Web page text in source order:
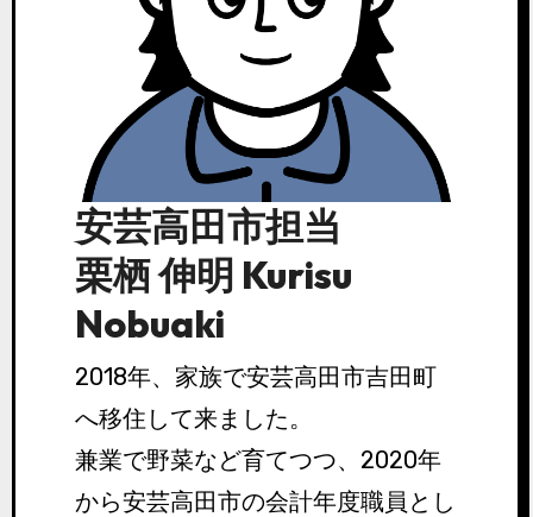
安芸高田市担当
栗栖 伸明 Kurisu
Nobuaki
2018年、家族で安芸高田市吉田町
へ移住して来ました。
兼業で野菜など育てつつ、2020年
から安芸高田市の会計年度職員とし